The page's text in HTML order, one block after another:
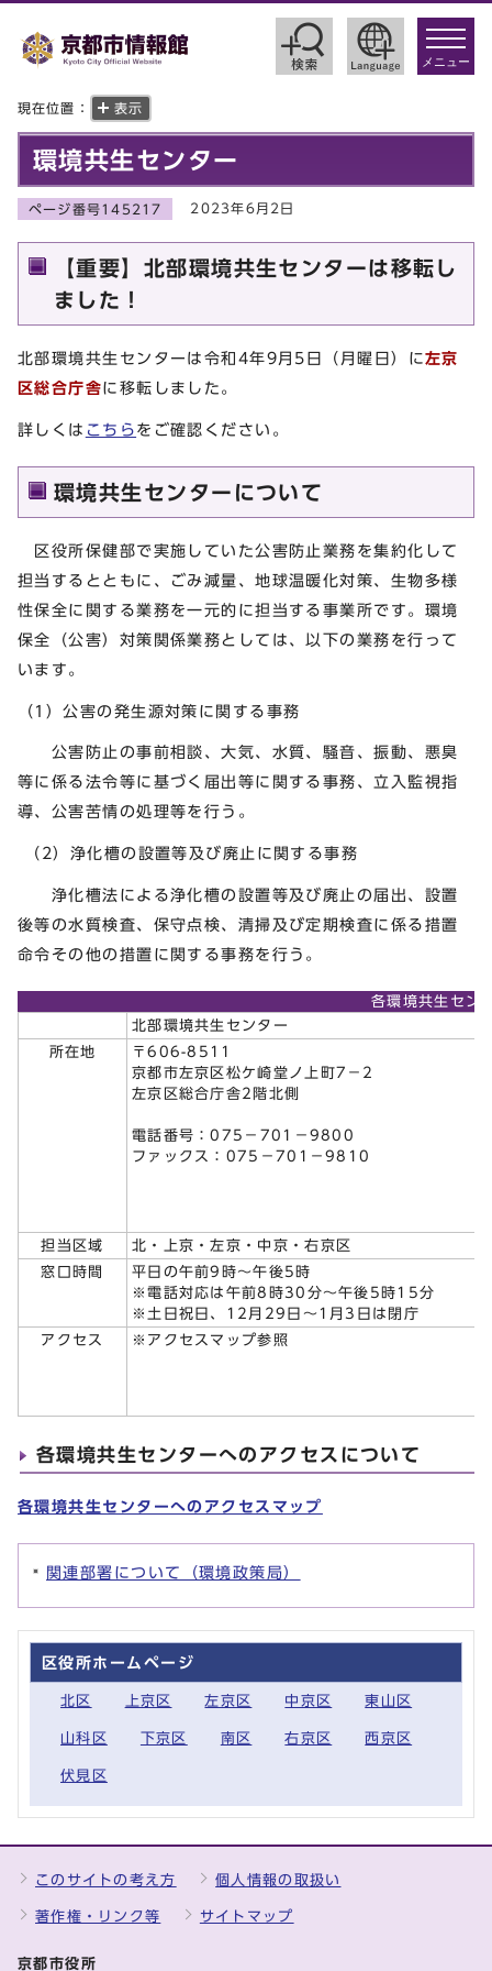
toggle
メニュー
現在位置： 表示
環境共生センター
ページ番号145217 2023年6月2日
【重要】北部環境共生センターは移転し
ました！
北部環境共生センターは令和4年9月5日（月曜日）に左京
区総合庁舎に移転しました。
詳しくは こちら をご確認ください。
環境共生センターについて
区役所保健部で実施していた公害防止業務を集約化して
担当するとともに、ごみ減量、地球温暖化対策、生物多様
性保全に関する業務を一元的に担当する事業所です。環境
保全（公害）対策関係業務としては、以下の業務を行って
います。
（1）公害の発生源対策に関する事務
公害防止の事前相談、大気、水質、騒音、振動、悪臭
等に係る法令等に基づく届出等に関する事務、立入監視指
導、公害苦情の処理等を行う。
（2）浄化槽の設置等及び廃止に関する事務
浄化槽法による浄化槽の設置等及び廃止の届出、設置
後等の水質検査、保守点検、清掃及び定期検査に係る措置
命令その他の措置に関する事務を行う。
各環境共生セン
北部環境共生センター
所在地
〒606-8511
京都市左京区松ケ崎堂ノ上町7－2
左京区総合庁舎2階北側
電話番号：075－701－9800
ファックス：075－701－9810
担当区域
北・上京・左京・中京・右京区
窓口時間
平日の午前9時～午後5時
※電話対応は午前8時30分～午後5時15分
※土日祝日、12月29日～1月3日は閉庁
アクセス
※アクセスマップ参照
各環境共生センターへのアクセスについて
各環境共生センターへのアクセスマップ
関連部署について（環境政策局）
区役所ホームページ
北区 上京区 左京区 中京区 東山区
山科区 下京区 南区 右京区 西京区
伏見区
このサイトの考え方 個人情報の取扱い
著作権・リンク等 サイトマップ
京都市役所